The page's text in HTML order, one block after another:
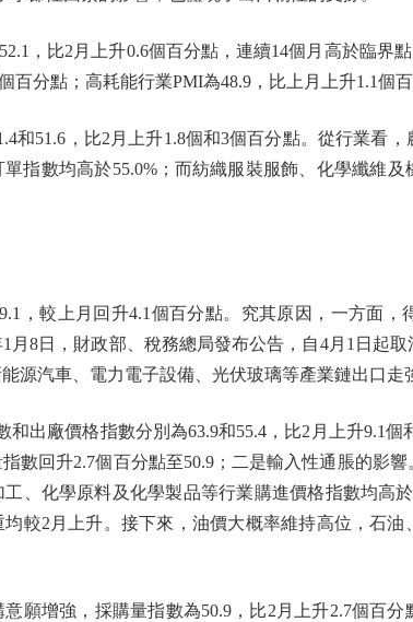
，比2月上升0.6個百分點，連續14個月高於臨界
百分點；高耗能行業PMI為48.9，比上月上升1.1個百
51.6，比2月上升1.8個和3個百分點。從行業看，
指數均高於55.0%；而紡織服裝服飾、化學纖維
較上月回升4.1個百分點。究其原因，一方面，
月8日，財政部、稅務總局發布公告，自4月1日起
源汽車、電力電子設備、光伏玻璃等產業鏈出口走
廠價格指數分別為63.9和55.4，比2月上升9.1個
數回升2.7個百分點至50.9；二是輸入性通脹的影
、化學原料及化學製品等行業購進價格指數均高
較2月上升。接下來，油價大概率維持高位，石
增強，採購量指數為50.9，比2月上升2.7個百分